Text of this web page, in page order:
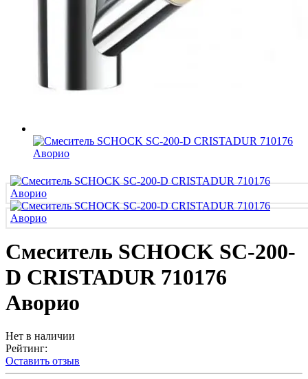
Смеситель SCHOCK SC-200-
D CRISTADUR 710176
Аворио
Нет в наличии
Рейтинг:
Оставить отзыв